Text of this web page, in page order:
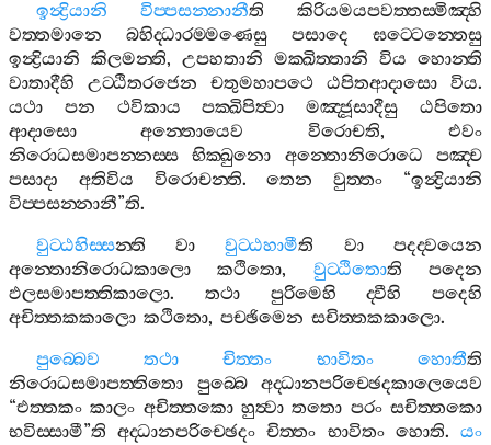
ඉන්‍ද්‍රියානි
විප‍්පසන‍්නානීති
කිරියමයපවත‍්තස‍්මිඤ‍්හි
වත‍්තමානෙ
බහිද‍්ධාරම‍්මණෙසු පසාදෙ
ඝට‍්ටෙන‍්තෙසු
ඉන්‍ද්‍රියානි කිලමන‍්ති, උපහතානි මක‍්ඛිත‍්තානි විය හොන‍්ති
වාතාදීහි
උට‍්ඨිතරජෙන චතුමහාපථෙ ඨපිතආදාසො විය.
යථා
පන ථවිකාය පක‍්ඛිපිත්‍වා මඤ‍්ජූසාදීසු
ඨපිතො
ආදාසො
අන‍්තොයෙව විරොචති,එවං
නිරොධසමාපන‍්නස‍්ස
භික‍්ඛුනො අන‍්තොනිරොධෙ
පඤ‍්ච
පසාදා
අතිවිය විරොචන‍්ති.තෙන වුත‍්තං “ඉන්‍ද්‍රියානි
විප‍්පසන‍්නානී”ති.
වුට‍්ඨහිස‍්සන‍්ති වා වුට‍්ඨහාමීති වා
පදද‍්වයෙන
අන‍්තොනිරොධකාලො
කථිතො, වුට‍්ඨිතොති
පදෙන
ඵලසමාපත‍්තිකාලො. තථා පුරිමෙහි ද‍්වීහි
පදෙහි
අචිත‍්තකකාලො කථිතො, පච‍්ඡිමෙන සචිත‍්තකකාලො.
පුබ‍්බෙව
තථා චිත‍්තං භාවිතං හොතීති
නිරොධසමාපත‍්තිතො
පුබ‍්බෙ
අද‍්ධානපරිච‍්ඡෙදකාලෙයෙව
“එත‍්තකං කාලං අචිත‍්තකො හුත්‍වා තතො පරං සචිත‍්තකො
භවිස‍්සාමී”ති අද‍්ධානපරිච‍්ඡෙදං චිත‍්තං භාවිතං හොති.යං